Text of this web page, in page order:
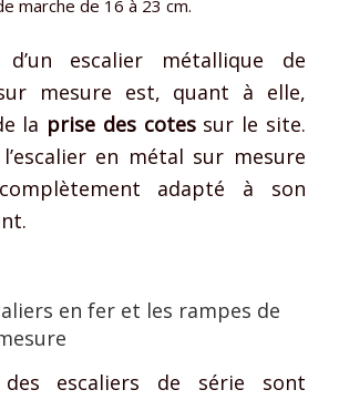
marche de 16 à 23 cm.
escalier métallique de
mesure est, quant à elle,
la prise des cotessur le site.
en métal sur mesure
adapté à son
en fer et les rampes de
escaliers de série sont